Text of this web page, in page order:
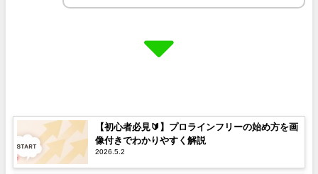
【初心者必見🔰】プロラインフリーの始め方を画
像付きでわかりやすく解説
2026.5.2